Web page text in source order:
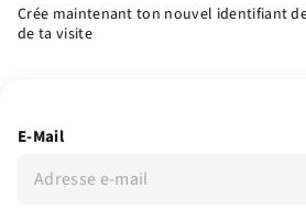
Crée maintenant ton nouvel identifiant
de ta visite
E-Mail